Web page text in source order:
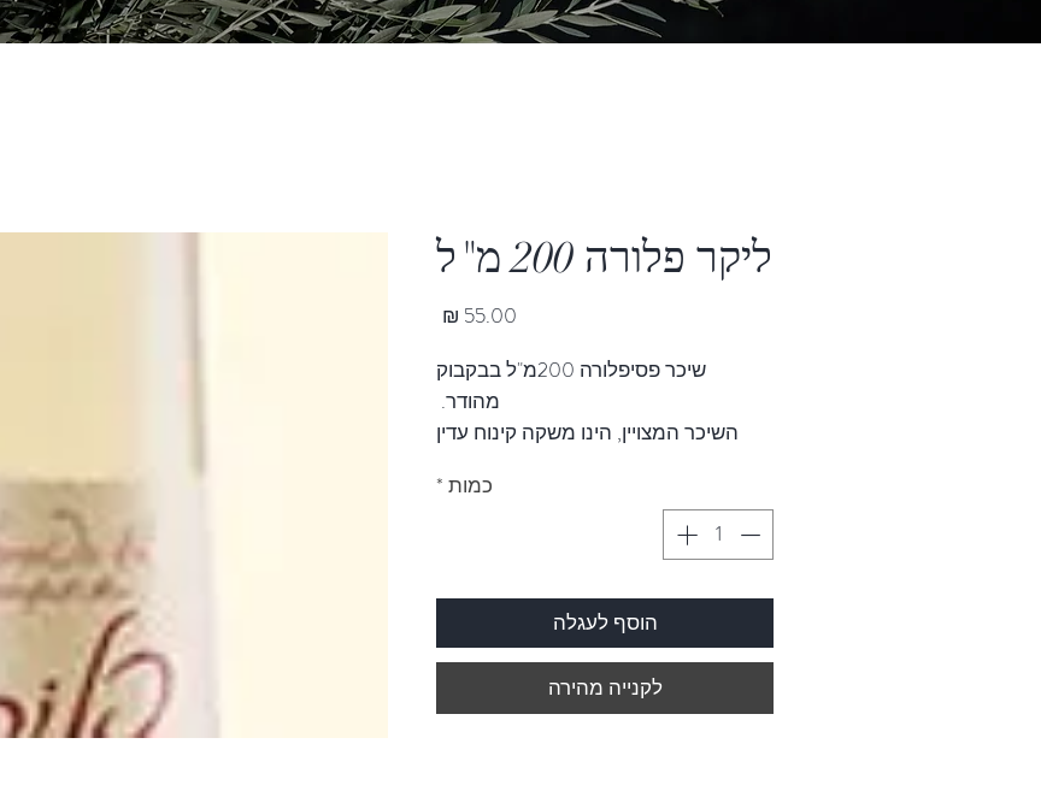
ליקר פלורה 200 מ"ל
שיכר פסיפלורה 200מ"ל בבקבוק
מהודר.
השיכר המצויין, הינו משקה קינוח עדין
הגדלים במטעי משק פישביין שבמושב עין
כמות *
הוסף לעגלה
לקנייה מהירה